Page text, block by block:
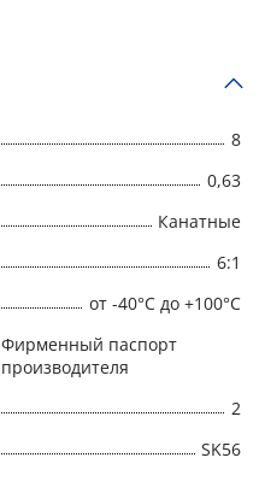
8
0,63
Канатные
6:1
от -40°C до +100°C
Фирменный паспорт
производителя
2
SK56